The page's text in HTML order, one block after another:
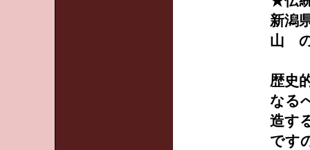
新潟
山
歴史
なる
造す
です